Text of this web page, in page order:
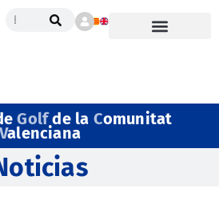
Golfde la Comunitat
Valenciana